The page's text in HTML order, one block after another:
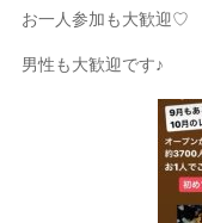
お一人参加も大歓迎♡
男性も大歓迎です♪